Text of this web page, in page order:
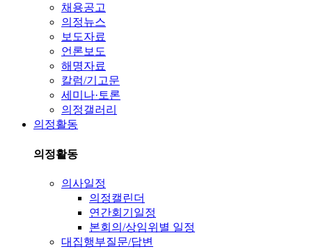
채용공고
의정뉴스
보도자료
언론보도
해명자료
칼럼/기고문
세미나·토론
의정갤러리
의정활동
의정활동
의사일정
의정캘린더
연간회기일정
본회의/상임위별 일정
대집행부질문/답변